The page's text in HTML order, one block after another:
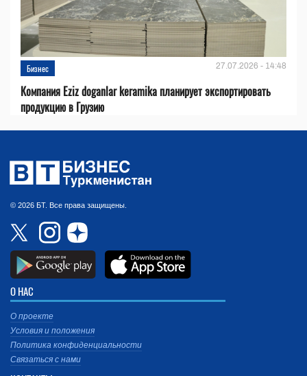
Бизнес 27.07.2026 - 14:48
Компания Eziz doganlar keramika планирует экспортировать
продукцию в Грузию
© 2026 БТ. Все права защищены.
О НАС
О проекте
Условия и положения
Политика конфиденциальности
Связаться с нами